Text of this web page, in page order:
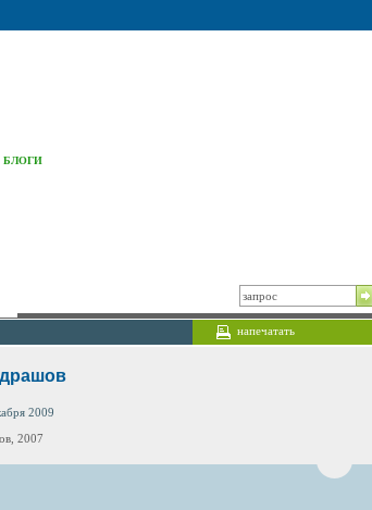
БЛОГИ
напечатать
2009
2007